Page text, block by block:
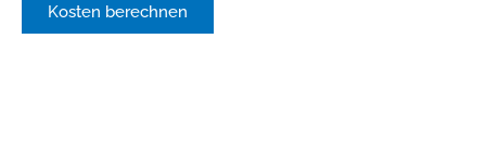
Kosten berechnen